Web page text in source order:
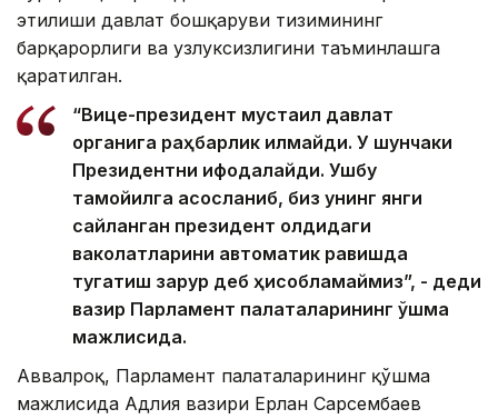
этилиши давлат бошқаруви тизимининг
барқарорлиги ва узлуксизлигини таъминлашга
қаратилган.
“Вице-президент мустақил давлат
органига раҳбарлик қилмайди. У шунчаки
Президентни ифодалайди. Ушбу
тамойилга асосланиб, биз унинг янги
сайланган президент олдидаги
ваколатларини автоматик равишда
тугатиш зарур деб ҳисобламаймиз”, - деди
вазир Парламент палаталарининг қўшма
мажлисида.
Аввалроқ, Парламент палаталарининг қўшма
мажлисида Адлия вазири Ерлан Сарсембаев